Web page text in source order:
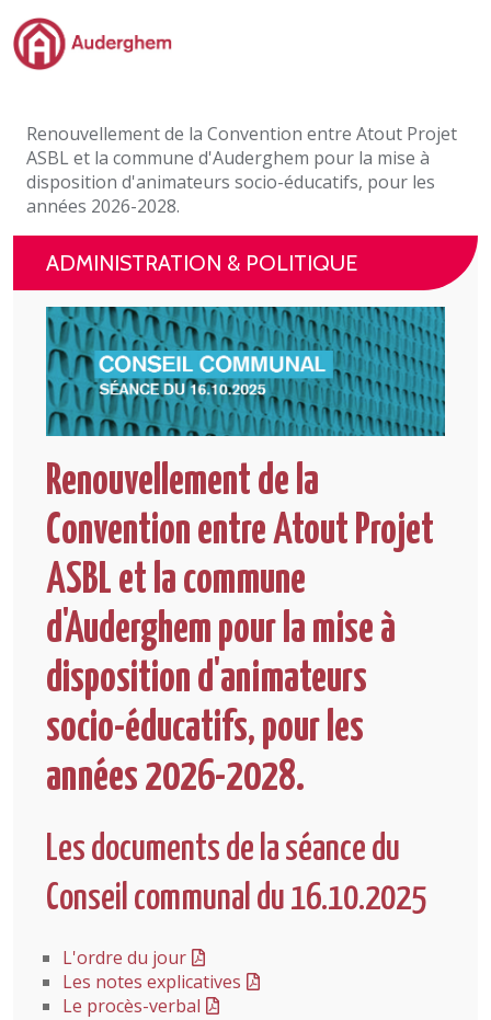
Passer au contenu principal
Événements et vie associative
eGuichet
Vivre à Auderghem
En 1 clic
Renouvellement de la Convention entre Atout Projet
ASBL et la commune d'Auderghem pour la mise à
disposition d'animateurs socio-éducatifs, pour les
années 2026-2028.
ADMINISTRATION & POLITIQUE
Renouvellement de la
Convention entre Atout Projet
ASBL et la commune
d'Auderghem pour la mise à
disposition d'animateurs
socio-éducatifs, pour les
années 2026-2028.
Les documents de la séance du
Conseil communal du 16.10.2025
L'ordre du jour
Les notes explicatives
Le procès-verbal